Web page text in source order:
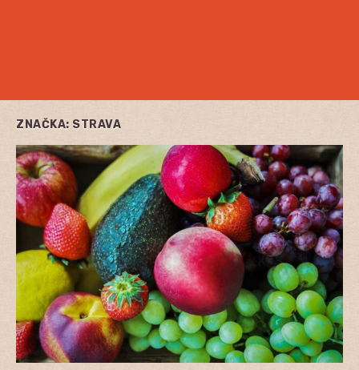
ZNAČKA: STRAVA